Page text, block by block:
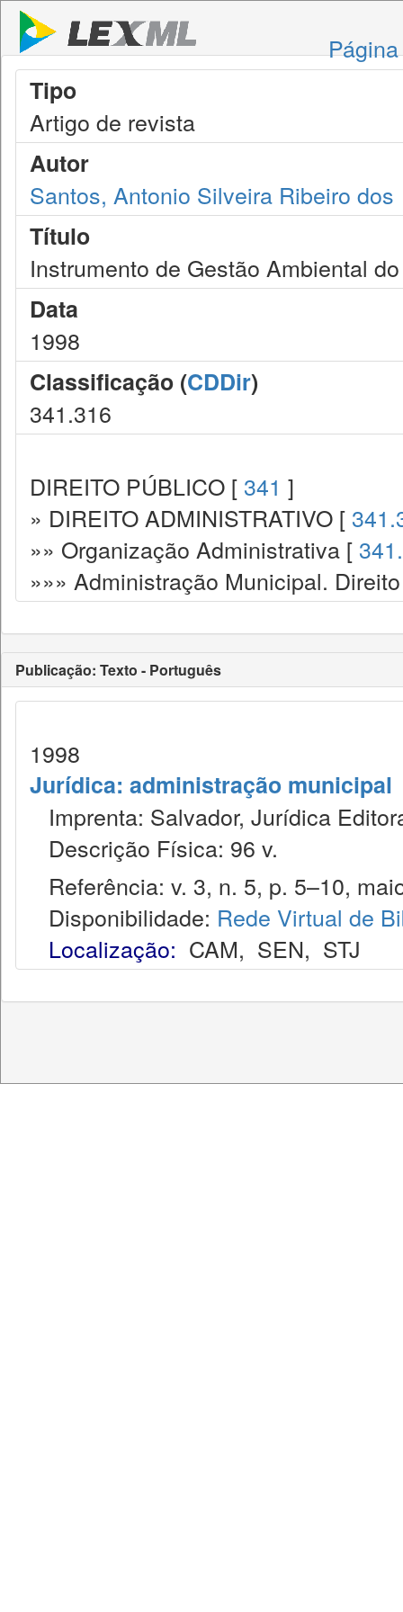
Tipo
Artigo de revista
Autor
Santos, Antonio Silveira Ribeiro dos
Título
Instrumento de Gestão Ambiental
Data
1998
Classificação (CDDir)
341.316
DIREITO PÚBLICO [ 341 ]
» DIREITO ADMINISTRATIVO [
»» Organização Administrativa [
»»» Administração Municipal.
Publicação: Texto - Português
1998
Jurídica: administração municipal
Imprenta: Salvador, Jurídica
Descrição Física: 96 v.
Referência: v. 3, n. 5, p. 5–10,
Disponibilidade: Rede Virtual de
Localização: CAM, SEN, STJ